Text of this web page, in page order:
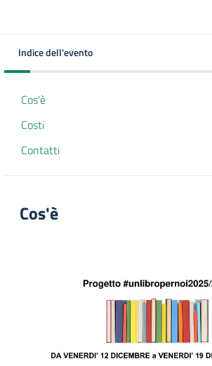
Indice dell'evento
Cos'è
Costi
Contatti
Cos'è